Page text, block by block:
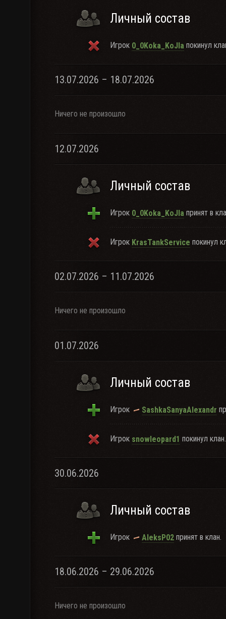
Личный состав
Игрок 0_0Koka_KoJIa покинул
13.07.2026 – 18.07.2026
Ничего не произошло
12.07.2026
Личный состав
Игрок 0_0Koka_KoJIa принят в
Игрок KrasTankService покинул
02.07.2026 – 11.07.2026
Ничего не произошло
01.07.2026
Личный состав
Игрок SashkaSanyaAlexandr
Игрок snowleopard1 покинул клан.
30.06.2026
Личный состав
Игрок AleksP02 принят в клан.
18.06.2026 – 29.06.2026
Ничего не произошло